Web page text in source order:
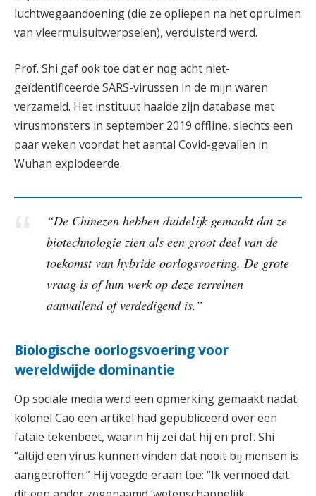
luchtwegaandoening (die ze opliepen na het opruimen
van vleermuisuitwerpselen), verduisterd werd.
Prof. Shi gaf ook toe dat er nog acht niet-
geïdentificeerde SARS-virussen in de mijn waren
verzameld. Het instituut haalde zijn database met
virusmonsters in september 2019 offline, slechts een
paar weken voordat het aantal Covid-gevallen in
Wuhan explodeerde.
“De Chinezen hebben duidelijk gemaakt dat ze
biotechnologie zien als een groot deel van de
toekomst van hybride oorlogsvoering. De grote
vraag is of hun werk op deze terreinen
aanvallend of verdedigend is.”
Biologische oorlogsvoering voor
wereldwijde dominantie
Op sociale media werd een opmerking gemaakt nadat
kolonel Cao een artikel had gepubliceerd over een
fatale tekenbeet, waarin hij zei dat hij en prof. Shi
“altijd een virus kunnen vinden dat nooit bij mensen is
aangetroffen.” Hij voegde eraan toe: “Ik vermoed dat